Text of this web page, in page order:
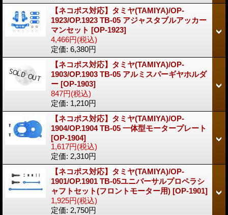
【ネコポス対応】タミヤ(TAMIYA)/OP-
1923/OP.1923 TB-05 アジャスタブルアッカー
マンセット [OP-1923]
4,466円(税込)
定価: 6,380円
【ネコポス対応】タミヤ(TAMIYA)/OP-
1903/OP.1903 TB-05 アルミスパーギヤホルダ
ー [OP-1903]
847円(税込)
定価: 1,210円
【ネコポス対応】タミヤ(TAMIYA)/OP-
1904/OP.1904 TB-05 一体型モータープレート
[OP-1904]
1,617円(税込)
定価: 2,310円
【ネコポス対応】タミヤ(TAMIYA)/OP-
1901/OP.1901 TB-05ユニバーサルプロペラシ
ャフトセット(フロントモーター用) [OP-1901]
1,925円(税込)
定価: 2,750円